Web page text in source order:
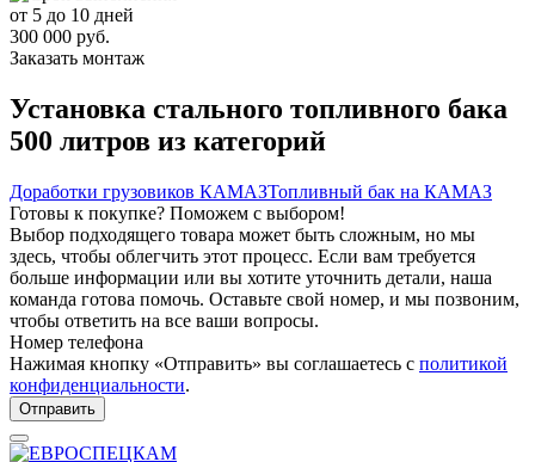
от 5 до 10 дней
300 000 руб.
Заказать монтаж
Установка стального топливного бака
500 литров из категорий
Доработки грузовиков КАМАЗТопливный бак на КАМАЗ
Готовы к покупке? Поможем с выбором!
Выбор подходящего товара может быть сложным, но мы
здесь, чтобы облегчить этот процесс. Если вам требуется
больше информации или вы хотите уточнить детали, наша
команда готова помочь. Оставьте свой номер, и мы позвоним,
чтобы ответить на все ваши вопросы.
Номер телефона
Нажимая кнопку «Отправить» вы соглашаетесь с политикой
конфиденциальности.
Отправить